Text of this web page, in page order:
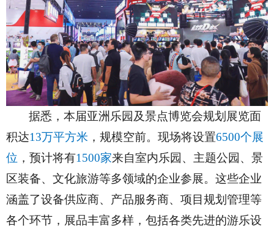
据悉，本届亚洲乐园及景点博览会规划展览面
积达13万平方米 ，规模空前。现场将设置6500个展
位 ，预计将有1500家来自室内乐园、主题公园、景
区装备、文化旅游等多领域的企业参展。这些企业
涵盖了设备供应商、产品服务商、项目规划管理等
各个环节，展品丰富多样，包括各类先进的游乐设